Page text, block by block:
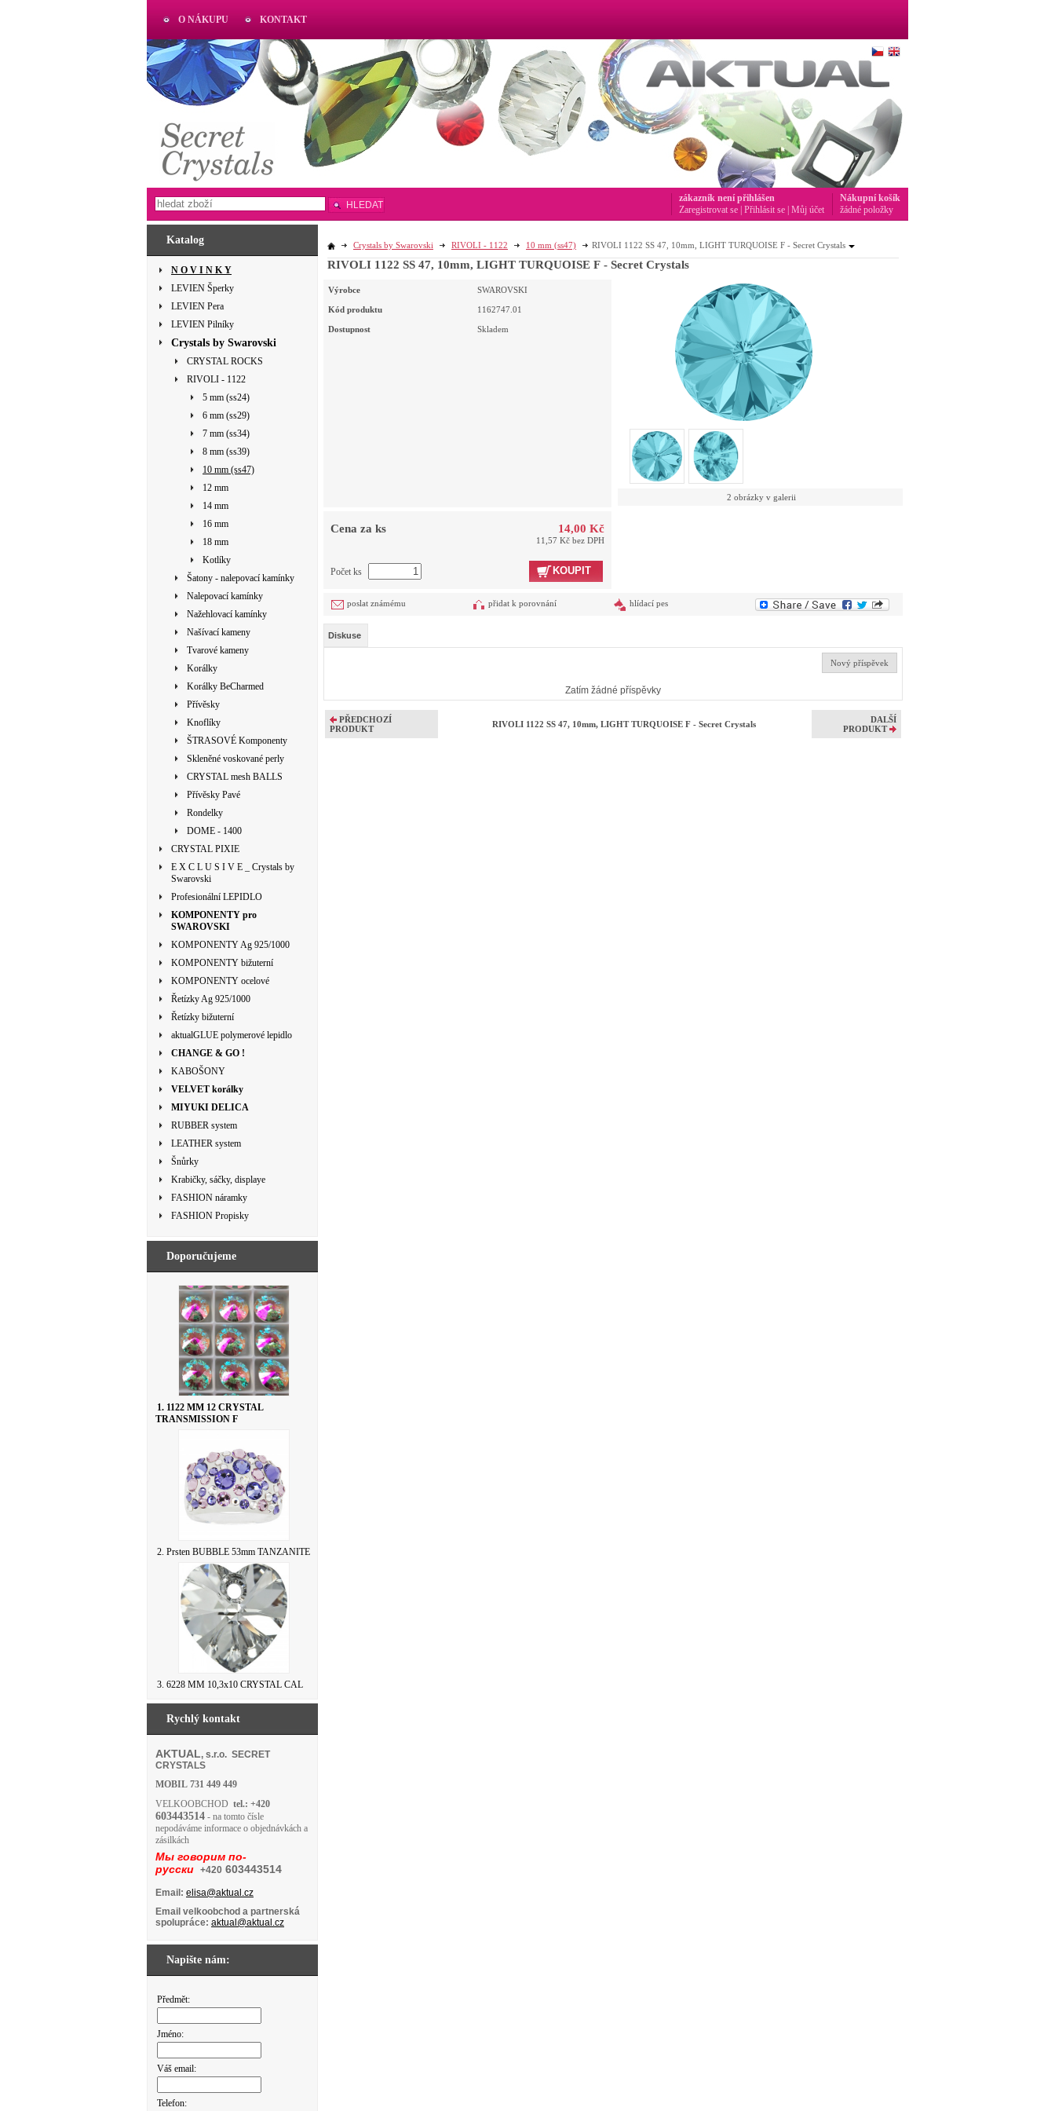
Katalog
N O V I N K Y
LEVIEN Šperky
LEVIEN Pera
LEVIEN Pilníky
Crystals by Swarovski
CRYSTAL ROCKS
RIVOLI - 1122
5 mm (ss24)
6 mm (ss29)
7 mm (ss34)
8 mm (ss39)
10 mm (ss47)
12 mm
14 mm
16 mm
18 mm
Kotlíky
Šatony - nalepovací kamínky
Nalepovací kamínky
Nažehlovací kamínky
Našívací kameny
Tvarové kameny
Korálky
Korálky BeCharmed
Přívěsky
Knoflíky
ŠTRASOVÉ Komponenty
Skleněné voskované perly
CRYSTAL mesh BALLS
Přívěsky Pavé
Rondelky
DOME - 1400
CRYSTAL PIXIE
E X C L U S I V E _ Crystals by
Swarovski
Profesionální LEPIDLO
KOMPONENTY pro
SWAROVSKI
KOMPONENTY Ag 925/1000
KOMPONENTY bižuterní
KOMPONENTY ocelové
Řetízky Ag 925/1000
Řetízky bižuterní
aktualGLUE polymerové lepidlo
CHANGE & GO !
KABOŠONY
VELVET korálky
MIYUKI DELICA
RUBBER system
LEATHER system
Šnůrky
Krabičky, sáčky, displaye
FASHION náramky
FASHION Propisky
Doporučujeme
1. 1122 MM 12 CRYSTAL
TRANSMISSION F
2. Prsten BUBBLE 53mm TANZANITE
3. 6228 MM 10,3x10 CRYSTAL CAL
Rychlý kontakt
AKTUAL, s.r.o. SECRET
CRYSTALS
MOBIL 731 449 449
VELKOOBCHOD tel.: +420
603443514 - na tomto čísle
nepodáváme informace o objednávkách a
zásilkách
Мы говорим по-
русски +420 603443514
Email: elisa@aktual.cz
Email velkoobchod a partnerská
spolupráce: aktual@aktual.cz
Napište nám:
Předmět:
Jméno:
Váš email:
Telefon:
Crystals by Swarovski RIVOLI - 1122 10 mm (ss47) RIVOLI 1122 SS 47, 10mm, LIGHT TURQUOISE F - Secret Crystals
RIVOLI 1122 SS 47, 10mm, LIGHT TURQUOISE F - Secret Crystals
Výrobce SWAROVSKI
Kód produktu 1162747.01
Dostupnost Skladem
2 obrázky v galerii
Cena za ks 14,00 Kč
11,57 Kč bez DPH
Počet ks KOUPIT
poslat známému přidat k porovnání hlídací pes
Diskuse
Nový příspěvek
Zatím žádné příspěvky
PŘEDCHOZÍ
PRODUKT
RIVOLI 1122 SS 47, 10mm, LIGHT TURQUOISE F - Secret Crystals
DALŠÍ
PRODUKT
O NÁKUPU KONTAKT
AKTUAL
www.aktual-koralky.cz
HLEDAT
Nákupní košík
žádné položky
zákazník není přihlášen
Zaregistrovat se Přihlásit se Můj účet